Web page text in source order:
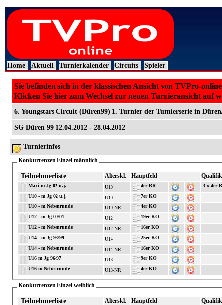
Home Aktuell Turnierkalender Circuits Spieler
Sie befinden sich in der klassischen Ansicht von TVPro-
Klicken Sie hier zum Wechsel zur neuen Turnieransicht auf
6. Youngstars Circuit (Düren99) 1. Turnier der Turnierserie in
SG Düren 99 12.04.2012 - 28.04.2012
Turnierinfos
Konkurrenzen Einzel männlich
Teilnehmerliste Alterskl. Hauptfeld
Maxi m Jg 02 u.j. U10 4er RR
3 x 4er
U10 - m Jg 02 u.j.
U10
7er KO
U10 - m Nebenrunde
U10-NR
4er KO
U12 - m Jg 00/01
U12
19er KO
U12 - m Nebenrunde
U12-NR
16er KO
U14 - m Jg 98/99
U14
25er KO
U14 - m Nebenrunde
U14-NR
16er KO
U16 m Jg 96-97
U18
9er KO
U16 m Nebenrunde
U18-NR 4er KO
Konkurrenzen Einzel weiblich
Teilnehmerliste Alterskl. Hauptfeld